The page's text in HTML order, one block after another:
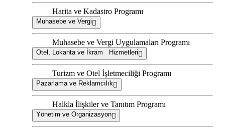
Harita ve Kadastro Programı
Muhasebe ve Vergi
Muhasebe ve Vergi Uygulamaları Programı
Otel, Lokanta ve İkram Hizmetleri
Turizm ve Otel İşletmeciliği Programı
Pazarlama ve Reklamcılık
Halkla İlişkiler ve Tanıtım Programı
Yönetim ve Organizasyon